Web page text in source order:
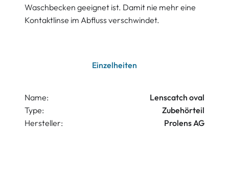
Waschbecken geeignet ist. Damit nie mehr eine
Kontaktlinse im Abfluss verschwindet.
Einzelheiten
Name:
Lenscatch oval
Type:
Zubehörteil
Hersteller:
Prolens AG